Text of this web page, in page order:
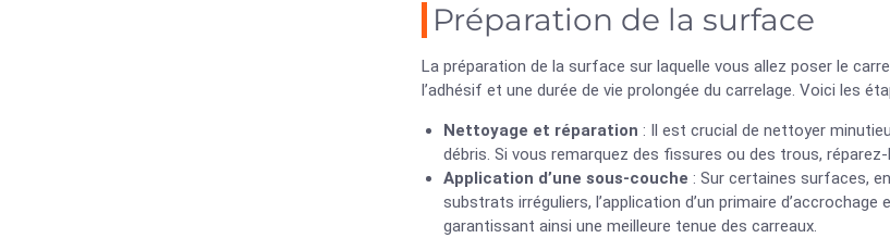
Préparation de la surface
La préparation de la surface sur laquelle vous allez poser le
l’adhésif et une durée de vie prolongée du carrelage. Voici les
Nettoyage et réparation : Il est crucial de nettoyer
débris. Si vous remarquez des fissures ou des trous,
Application d’une sous-couche : Sur certaines surfaces,
substrats irréguliers, l’application d’un primaire
garantissant ainsi une meilleure tenue des carreaux.